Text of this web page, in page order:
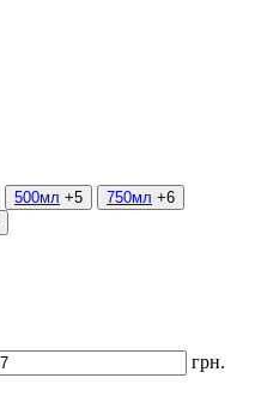
500мл +5 750мл +6
грн.